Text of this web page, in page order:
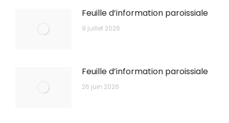
Feuille d’information paroissiale
9 juillet 2026
Feuille d’information paroissiale
26 juin 2026